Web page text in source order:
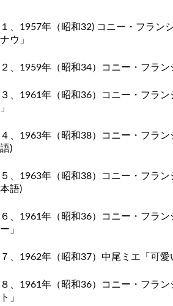
１、1957年（昭和32) コニー・フラン
ナウ」
２、1959年（昭和34）コニー・フラン
３、1961年（昭和36）コニー・フラ
」
４、1963年（昭和38）コニー・フラ
語)
５、1963年（昭和38）コニー・フラ
本語)
６、1961年（昭和36）コニー・フラン
ー」
７、1962年（昭和37）中尾ミエ「可愛
８、1961年（昭和36）コニー・フラン
ト」